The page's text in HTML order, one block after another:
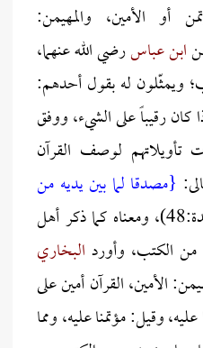
أو الأمين، والمهيمن:
ابن عباسرضي الله عنهما،
ويمثّلون له بقول أحدهم:
رقيباً على الشيء، ووفق
تأويلاتهم لوصف القرآن
{مصدقا لما بين يديه من
(المائدة:48)، ومعناه كما ذكر أهل
من الكتب، وأورد البخاري
الأمين، القرآن أمين على
وقيل: مؤتمنا عليه، ومما